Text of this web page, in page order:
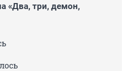
«Два, три, демон,